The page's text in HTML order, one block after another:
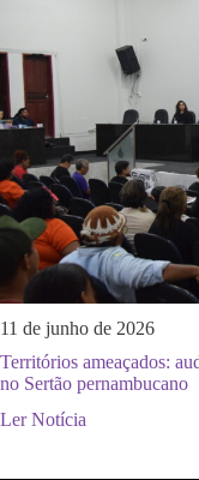
11 de junho de 2026
Territórios ameaçados:
no Sertão pernambucano
Ler Notícia